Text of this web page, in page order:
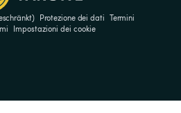
Protezione dei dati Termini
Impostazioni dei cookie